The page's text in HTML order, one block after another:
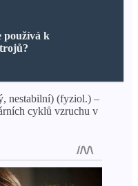
používá k
nestabilní) (fyziol.) –
cyklů vzruchu v